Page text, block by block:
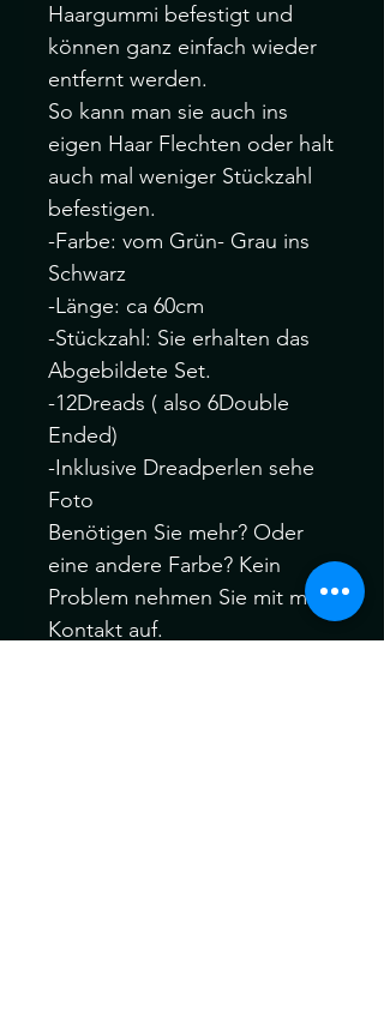
Haargummi befestigt und
können ganz einfach wieder
entfernt werden.
So kann man sie auch ins
eigen Haar Flechten oder halt
auch mal weniger Stückzahl
befestigen.
-Farbe: vom Grün- Grau ins
Schwarz
-Länge: ca 60cm
-Stückzahl: Sie erhalten das
Abgebildete Set.
-12Dreads ( also 6Double
Ended)
-Inklusive Dreadperlen sehe
Foto
Benötigen Sie mehr? Oder
eine andere Farbe? Kein
Problem nehmen Sie mit mir
Kontakt auf.